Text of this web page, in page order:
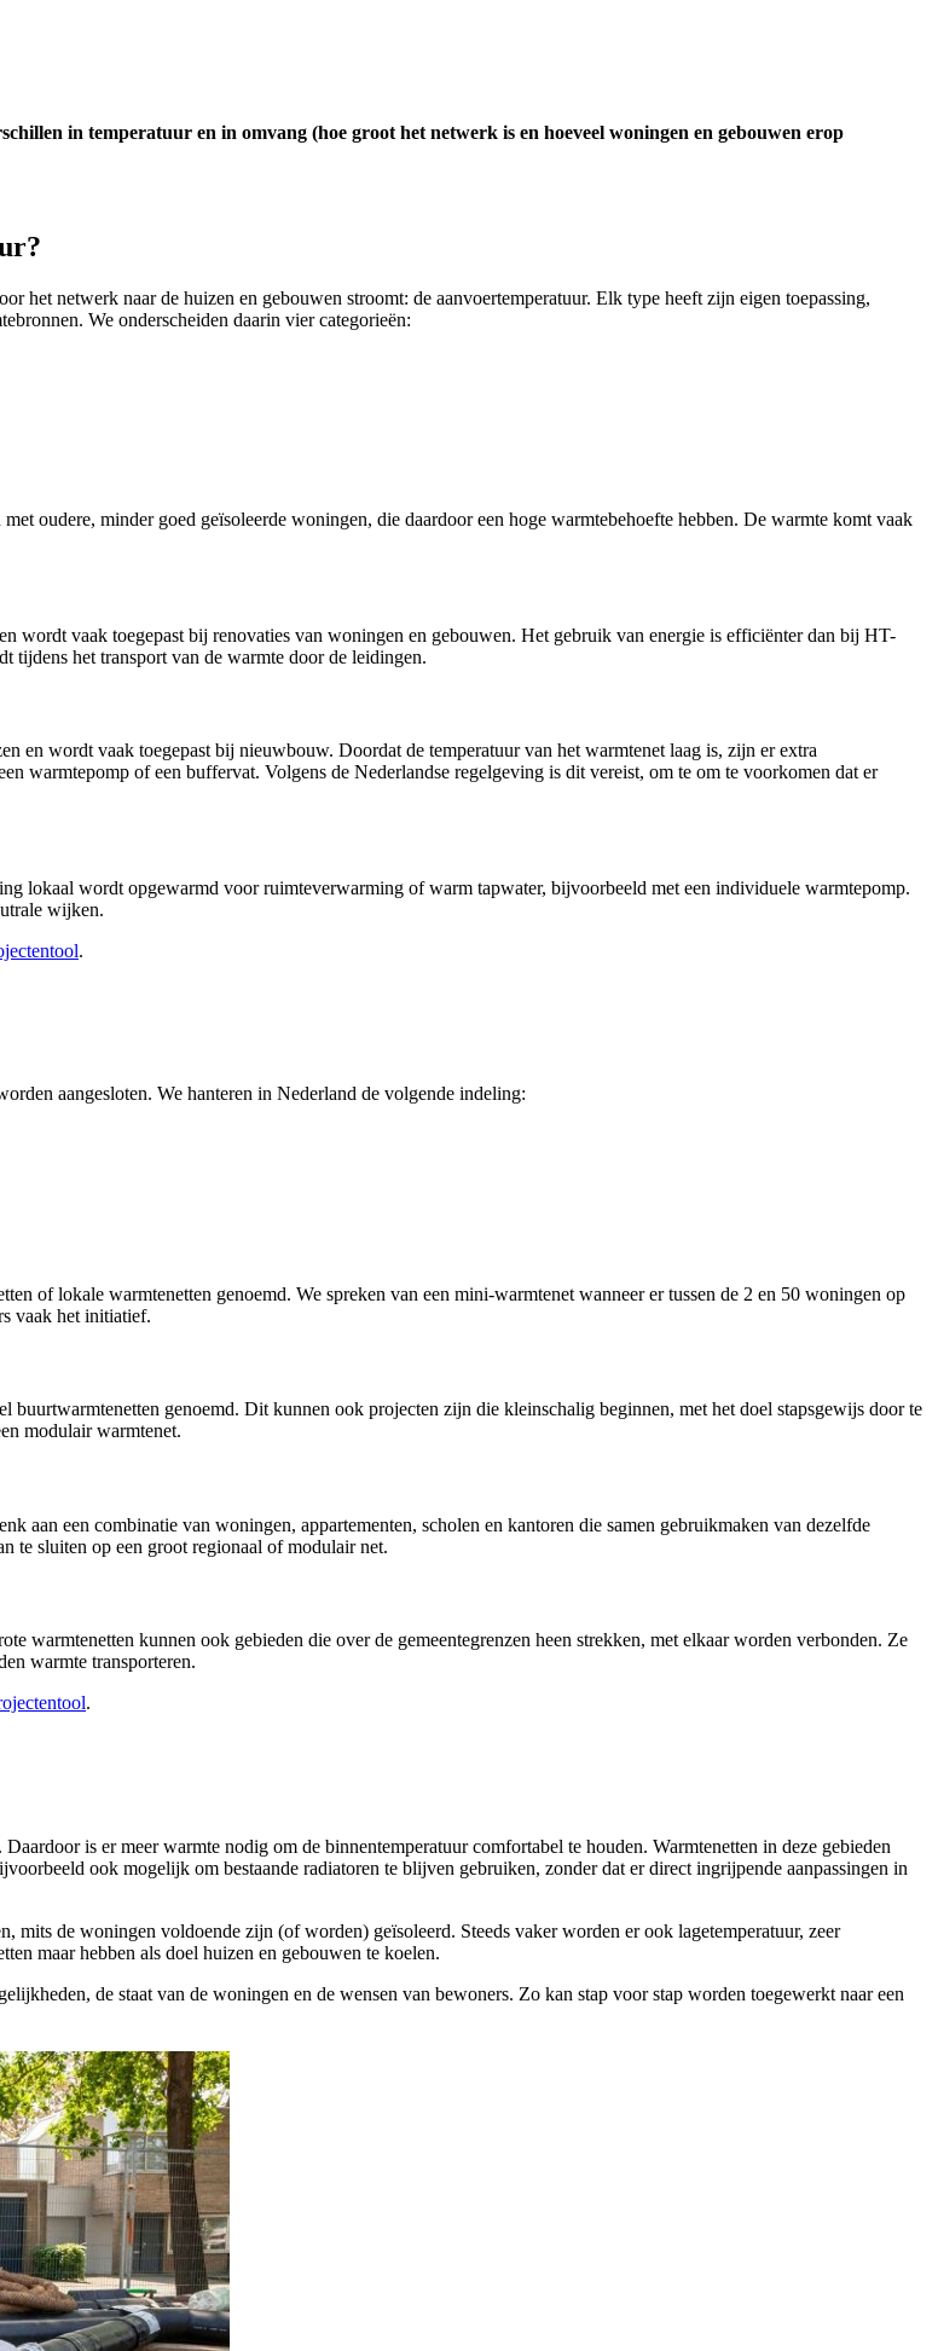
in temperatuur en in omvang (hoe groot het netwerk is en hoeveel woningen en gebouwen erop
het netwerk naar de huizen en gebouwen stroomt: de aanvoertemperatuur. Elk type heeft zijn eigen toepassing,
We onderscheiden daarin vier categorieën:
oudere, minder goed geïsoleerde woningen, die daardoor een hoge warmtebehoefte hebben. De warmte komt vaak
wordt vaak toegepast bij renovaties van woningen en gebouwen. Het gebruik van energie is efficiënter dan bij HT-
tijdens het transport van de warmte door de leidingen.
en wordt vaak toegepast bij nieuwbouw. Doordat de temperatuur van het warmtenet laag is, zijn er extra
warmtepomp of een buffervat. Volgens de Nederlandse regelgeving is dit vereist, om te om te voorkomen dat er
lokaal wordt opgewarmd voor ruimteverwarming of warm tapwater, bijvoorbeeld met een individuele warmtepomp.
wijken.
.
aangesloten. We hanteren in Nederland de volgende indeling:
of lokale warmtenetten genoemd. We spreken van een mini-warmtenet wanneer er tussen de 2 en 50 woningen op
vaak het initiatief.
genoemd. Dit kunnen ook projecten zijn die kleinschalig beginnen, met het doel stapsgewijs door te
modulair warmtenet.
aan een combinatie van woningen, appartementen, scholen en kantoren die samen gebruikmaken van dezelfde
te sluiten op een groot regionaal of modulair net.
warmtenetten kunnen ook gebieden die over de gemeentegrenzen heen strekken, met elkaar worden verbonden. Ze
warmte transporteren.
.
is er meer warmte nodig om de binnentemperatuur comfortabel te houden. Warmtenetten in deze gebieden
ook mogelijk om bestaande radiatoren te blijven gebruiken, zonder dat er direct ingrijpende aanpassingen in
mits de woningen voldoende zijn (of worden) geïsoleerd. Steeds vaker worden er ook lagetemperatuur, zeer
maar hebben als doel huizen en gebouwen te koelen.
de staat van de woningen en de wensen van bewoners. Zo kan stap voor stap worden toegewerkt naar een